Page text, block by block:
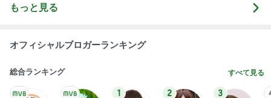
もっと見る
オフィシャルブロガーランキング
総合ランキング すべて見る
1 2 3